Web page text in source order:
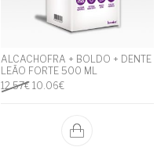
ALCACHOFRA + BOLDO + DENTE
LEÃO FORTE 500 ML
12.57€ O preço original era: 12.57€.
10.06€O preço atual é: 10.06€.